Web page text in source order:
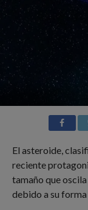
El asteroide,
reciente
tamaño que
debido a su